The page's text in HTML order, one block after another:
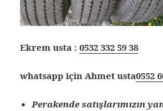
Ekrem usta :0532 332 59 38
whatsapp için Ahmet usta0552
Perakende satışlarımızın